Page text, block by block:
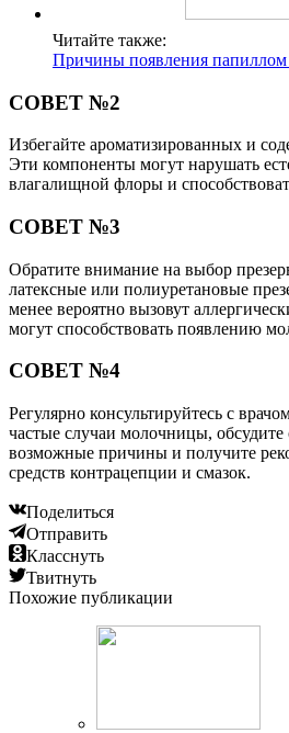
Читайте также:
Причины появления папиллом
СОВЕТ №2
Избегайте ароматизированных и
Эти компоненты могут нарушать
влагалищной флоры и
СОВЕТ №3
Обратите внимание на выбор
латексные или полиуретановые
менее вероятно вызовут
могут способствовать появлению
СОВЕТ №4
Регулярно консультируйтесь с
частые случаи молочницы, обсудите
возможные причины и получите
средств контрацепции и смазок.
Поделиться
Отправить
Класснуть
Твитнуть
Похожие публикации